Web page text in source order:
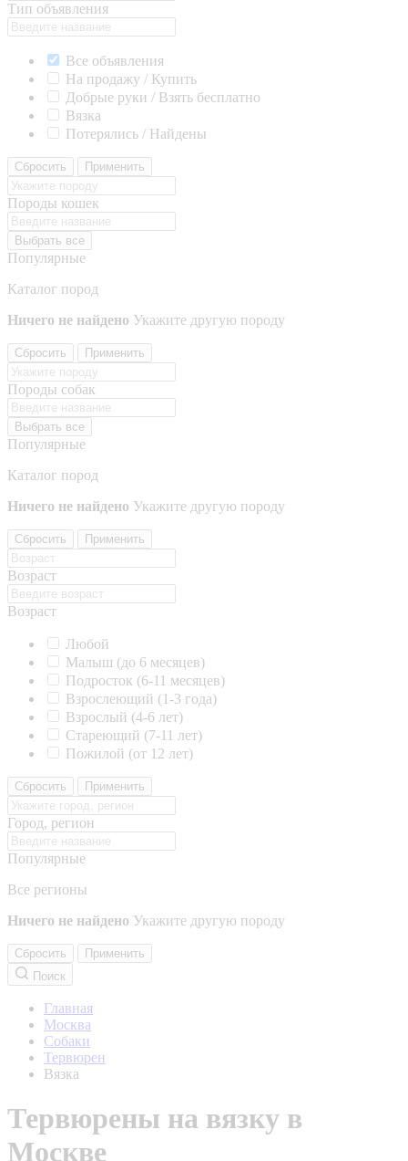
Тип объявления
Все объявления
На продажу / Купить
Добрые руки / Взять бесплатно
Вязка
Потерялись / Найдены
Сбросить Применить
Породы кошек
Выбрать все
Популярные
Каталог пород
Ничего не найдено Укажите другую породу
Сбросить Применить
Породы собак
Выбрать все
Популярные
Каталог пород
Ничего не найдено Укажите другую породу
Сбросить Применить
Возраст
Возраст
Любой
Малыш (до 6 месяцев)
Подросток (6-11 месяцев)
Взрослеющий (1-3 года)
Взрослый (4-6 лет)
Стареющий (7-11 лет)
Пожилой (от 12 лет)
Сбросить Применить
Город, регион
Популярные
Все регионы
Ничего не найдено Укажите другую породу
Сбросить
Применить
Поиск
Главная
Москва
Собаки
Тервюрен
Вязка
Тервюрены на вязку в
Москве